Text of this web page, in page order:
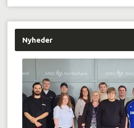
Nyheder